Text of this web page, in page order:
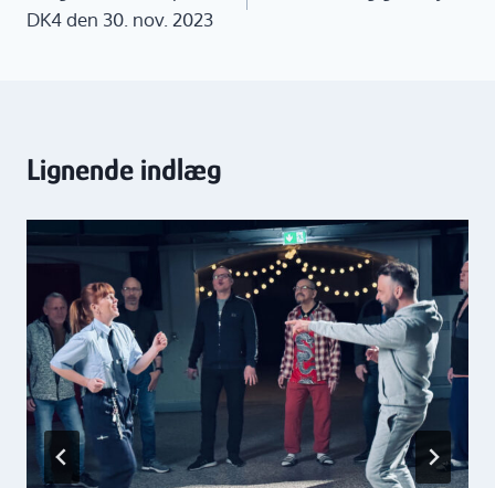
DK4 den 30. nov. 2023
Lignende indlæg